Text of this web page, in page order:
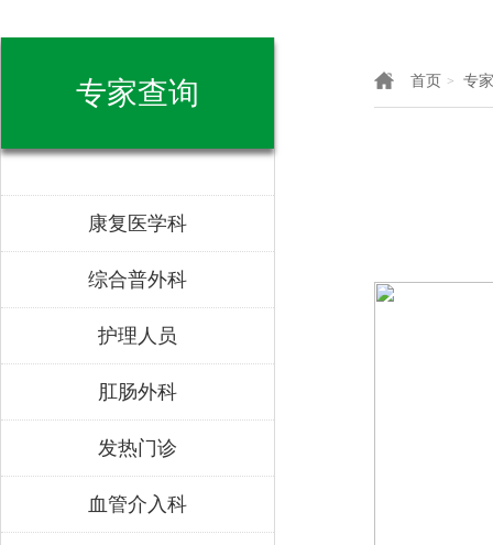
专家查询
康复医学科
综合普外科
护理人员
肛肠外科
发热门诊
血管介入科
首页 > 专